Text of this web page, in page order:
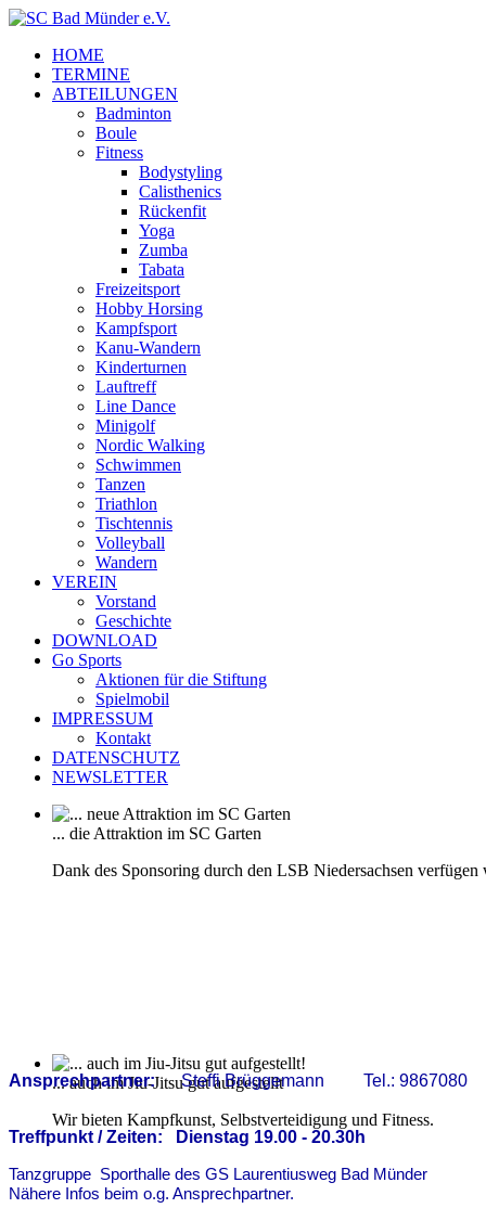
HOME
TERMINE
ABTEILUNGEN
Badminton
Boule
Fitness
Bodystyling
Calisthenics
Rückenfit
Yoga
Zumba
Tabata
Freizeitsport
Hobby Horsing
Kampfsport
Kanu-Wandern
Kinderturnen
Lauftreff
Line Dance
Minigolf
Nordic Walking
Schwimmen
Tanzen
Triathlon
Tischtennis
Volleyball
Wandern
VEREIN
Vorstand
Geschichte
DOWNLOAD
Go Sports
Aktionen für die Stiftung
Spielmobil
IMPRESSUM
Kontakt
DATENSCHUTZ
NEWSLETTER
... die Attraktion im SC Garten
Dank des Sponsoring durch den LSB Niedersachsen
... auch im Jiu-Jitsu gut aufgestellt
Wir bieten Kampfkunst, Selbstverteidigung und Fitness.
Ansprechpartner:Steffi Brüggemann Tel.: 9867080
Treffpunkt / Zeiten: Dienstag 19.00 - 20.30h
Tanzgruppe Sporthalle des GS Laurentiusweg Bad Münder
Nähere Infos beim o.g. Ansprechpartner.